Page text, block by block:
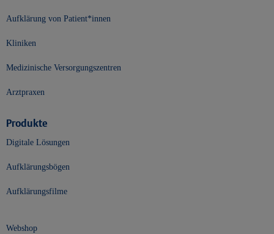
Aufklärung von Patient*innen
Kliniken
Medizinische Versorgungszentren
Arztpraxen
Produkte
Digitale Lösungen
Aufklärungsbögen
Aufklärungsfilme
Webshop